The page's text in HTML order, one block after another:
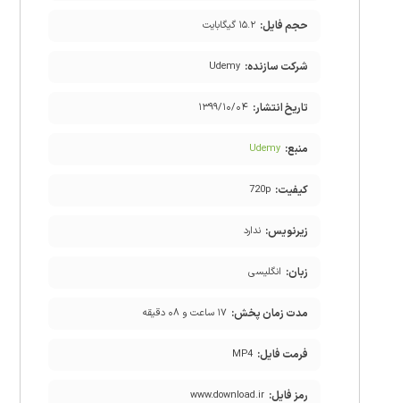
حجم فایل: ۱۵.۲ گیگابایت
شرکت سازنده: Udemy
تاریخ انتشار: ۱۳۹۹/۱۰/۰۴
منبع: Udemy
کیفیت: 720p
زیرنویس: ندارد
زبان: انگلیسی
مدت زمان پخش: ۱۷ ساعت و ۰۸ دقیقه
فرمت فایل: MP4
رمز فایل: www.download.ir